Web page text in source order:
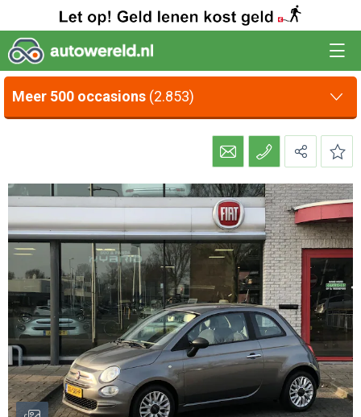
Meer 500 occasions (2.853)